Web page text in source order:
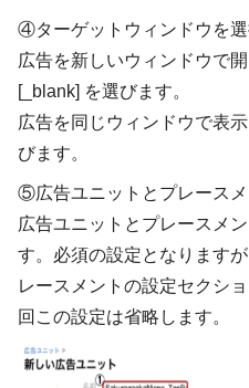
④ターゲットウィンドウを選
広告を新しいウィンドウで
[_blank] を選びます。
広告を同じウィンドウで表
びます。
⑤広告ユニットとプレースメ
広告ユニットとプレースメ
す。必須の設定となります
レースメントの設定セクシ
回この設定は省略します。